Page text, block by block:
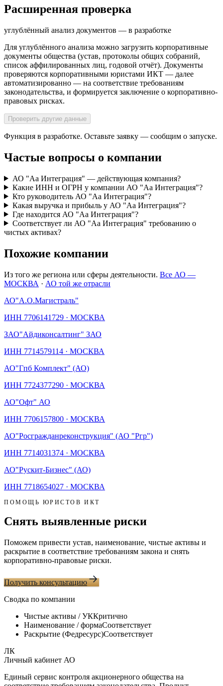
Расширенная проверка
углублённый анализ документов — в разработке
Для углублённого анализа можно загрузить корпоративные
документы общества (устав, протоколы общих собраний,
список аффилированных лиц, годовой отчёт). Документы
проверяются корпоративными юристами ИКТ — далее
автоматизированно — на соответствие требованиям
законодательства, и формируется заключение о корпоративно-
правовых рисках.
Проверить другие данные
Функция в разработке. Оставьте заявку — сообщим о запуске.
Частые вопросы о компании
АО "Аа Интеграция" — действующая компания?
Какие ИНН и ОГРН у компании АО "Аа Интеграция"?
Кто руководитель АО "Аа Интеграция"?
Какая выручка и прибыль у АО "Аа Интеграция"?
Где находится АО "Аа Интеграция"?
Соответствует ли АО "Аа Интеграция" требованию о
чистых активах?
Похожие компании
Из того же региона или сферы деятельности. Все АО —
МОСКВА · АО той же отрасли
АО"А.О.Магистраль"
ИНН 7706141729 · МОСКВА
ЗАО"Айдиконсалтинг" ЗАО
ИНН 7714579114 · МОСКВА
АО"Гпб Комплект" (АО)
ИНН 7724377290 · МОСКВА
АО"Офт" АО
ИНН 7706157800 · МОСКВА
АО"Росгражданреконструкция" (АО "Ргр")
ИНН 7714031374 · МОСКВА
АО"Рускит-Бизнес" (АО)
ИНН 7718654027 · МОСКВА
ПОМОЩЬ ЮРИСТОВ ИКТ
Снять выявленные риски
Поможем привести устав, наименование, чистые активы и
раскрытие в соответствие требованиям закона и снять
корпоративно-правовые риски.
Получить консультацию
Сводка по компании
Чистые активы / УККритично
Наименование / формаСоответствует
Раскрытие (Федресурс)Соответствует
ЛК
Личный кабинет АО
Единый сервис контроля акционерного общества на